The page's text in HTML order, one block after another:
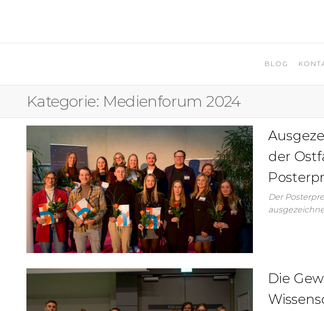
OSTFALIA MEDIENFORUM 2025
BLOG
Kategorie: Medienforum 2024
der
Der
Die